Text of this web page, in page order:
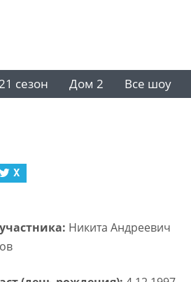
сезон Дом 2 Все шоу
X
Никита Андреевич